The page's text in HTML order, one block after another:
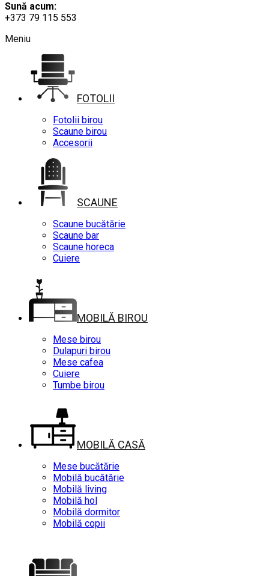
Sună acum:
+373 79 115 553
Meniu
FOTOLII
Fotolii birou
Scaune birou
Accesorii
SCAUNE
Scaune bucătărie
Scaune bar
Scaune horeca
Cuiere
MOBILĂ BIROU
Mese birou
Dulapuri birou
Mese cafea
Cuiere
Tumbe birou
MOBILĂ CASĂ
Mese bucătărie
Mobilă bucătărie
Mobilă living
Mobilă hol
Mobilă dormitor
Mobilă copii